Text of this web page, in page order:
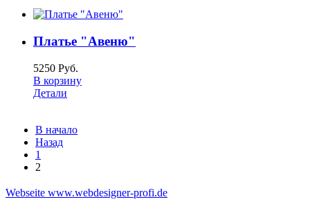
Платье "Авеню"
5250 Руб.
В корзину
Детали
В начало
Назад
1
2
Webseite www.webdesigner-profi.de